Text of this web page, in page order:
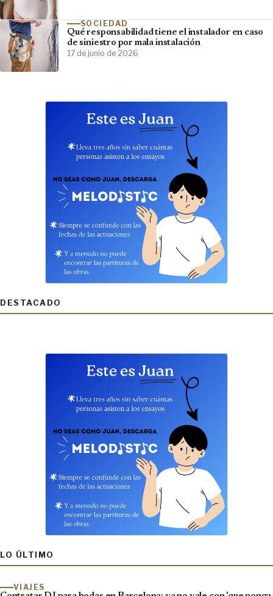
SOCIEDAD
Qué responsabilidad tiene el instalador en caso
de siniestro por mala instalación
17 de junio de 2026
DESTACADO
LO ÚLTIMO
VIAJES